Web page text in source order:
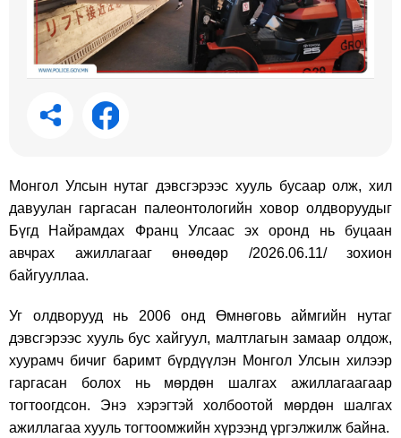
Монгол Улсын нутаг дэвсгэрээс хууль бусаар олж, хил
давуулан гаргасан палеонтологийн ховор олдворуудыг
Бүгд Найрамдах Франц Улсаас эх оронд нь буцаан
авчрах ажиллагааг өнөөдөр /2026.06.11/ зохион
байгууллаа.
Уг олдворууд нь 2006 онд Өмнөговь аймгийн нутаг
дэвсгэрээс хууль бус хайгуул, малтлагын замаар олдож,
хуурамч бичиг баримт бүрдүүлэн Монгол Улсын хилээр
гаргасан болох нь мөрдөн шалгах ажиллагаагаар
тогтоогдсон. Энэ хэрэгтэй холбоотой мөрдөн шалгах
ажиллагаа хууль тогтоомжийн хүрээнд үргэлжилж байна.